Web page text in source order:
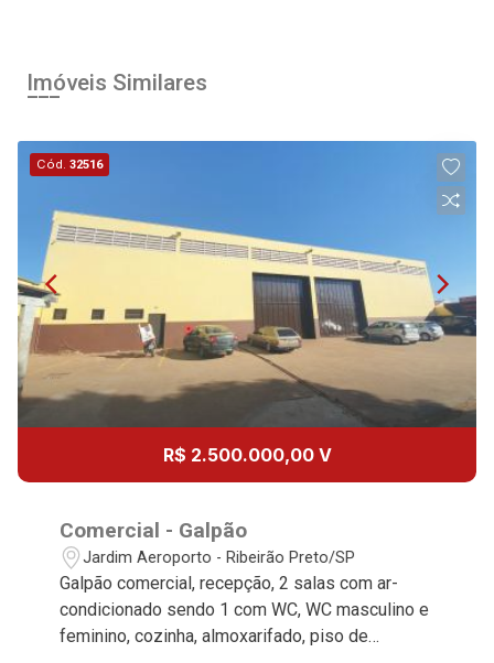
08
10
Aug/Mon
11
Aug/Tue
12
13
Aug/Thu
12:00
13:00
14:00
15:00
16:00
Continuar
Imóveis Similares
Cód.32516
R$ 2.500.000,00 V
Comercial - Galpão
Jardim Aeroporto - Ribeirão Preto/SP
Galpão comercial, recepção, 2 salas com ar-
condicionado sendo 1 com WC, WC masculino e
feminino, cozinha, almoxarifado, piso de